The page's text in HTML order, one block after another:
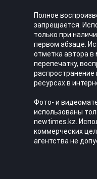
Полное
запрещается.
только при
первом абзаце.
отметка автора
перепечатку,
ресурсах в
Фото- и
использованы
newtimes.kz.
коммерческих
агентства не